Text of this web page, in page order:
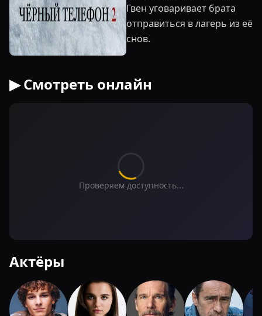
Гвен уговаривает брата
отправиться в лагерь из её
снов.
▶ Смотреть онлайн
Проверяем доступность...
Актёры